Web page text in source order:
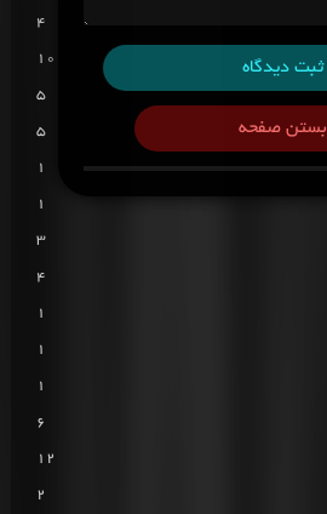
ثبت دیدگاه
بستن صفحه
4
10
5
5
1
1
3
4
1
1
1
6
12
2